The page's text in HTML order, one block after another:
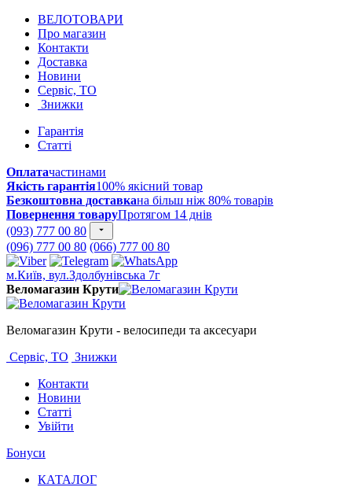
ВЕЛОТОВАРИ
Про магазин
Контакти
Доставка
Новини
Сервіс, ТО
Знижки
Гарантія
Статті
Оплатачастинами
Якість гарантія100% якісний товар
Безкоштовна доставкана більш ніж 80% товарів
Повернення товаруПротягом 14 днів
(093) 777 00 80
(096) 777 00 80 (066) 777 00 80
м.Київ, вул.Здолбунівська 7г
Веломагазин Крути
Веломагазин Крути - велосипеди та аксесуари
Сервіс, ТО Знижки
Контакти
Новини
Статті
Увійти
Бонуси
КАТАЛОГ